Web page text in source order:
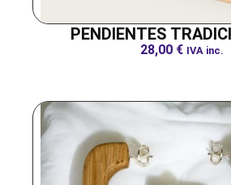
PENDIENTES
28,00 € IVA inc.